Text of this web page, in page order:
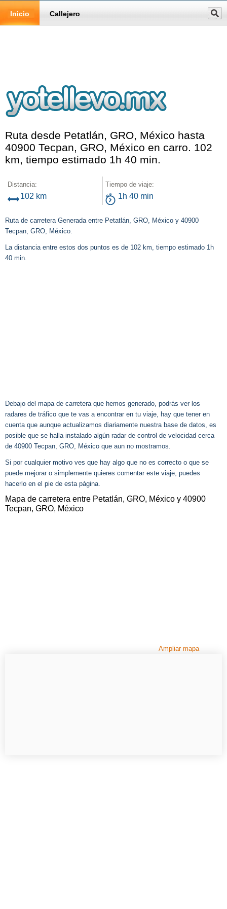
Inicio Callejero
Ruta desde Petatlán, GRO, México hasta
40900 Tecpan, GRO, México en carro. 102
km, tiempo estimado 1h 40 min.
Distancia:
102 km
Tiempo de viaje:
1h 40 min
Ruta de carretera Generada entre Petatlán, GRO, México y 40900
Tecpan, GRO, México.
La distancia entre estos dos puntos es de 102 km, tiempo estimado 1h
40 min.
Debajo del mapa de carretera que hemos generado, podrás ver los
radares de tráfico que te vas a encontrar en tu viaje, hay que tener en
cuenta que aunque actualizamos diariamente nuestra base de datos, es
posible que se halla instalado algún radar de control de velocidad cerca
de 40900 Tecpan, GRO, México que aun no mostramos.
Si por cualquier motivo ves que hay algo que no es correcto o que se
puede mejorar o simplemente quieres comentar este viaje, puedes
hacerlo en el pie de esta página.
Mapa de carretera entre Petatlán, GRO, México y 40900
Tecpan, GRO, México
Ampliar mapa